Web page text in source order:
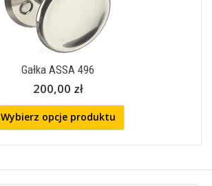
Gałka ASSA 496
200,00 zł
Wybierz opcje produktu